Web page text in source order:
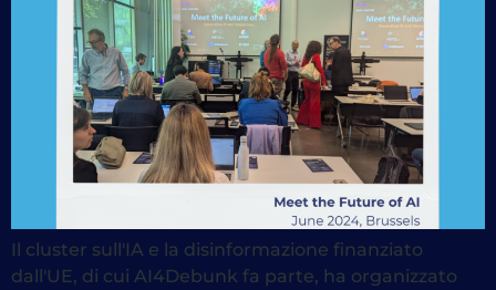
Il cluster sull'IA e la disinformazione finanziato
dall'UE, di cui AI4Debunk fa parte, ha organizzato